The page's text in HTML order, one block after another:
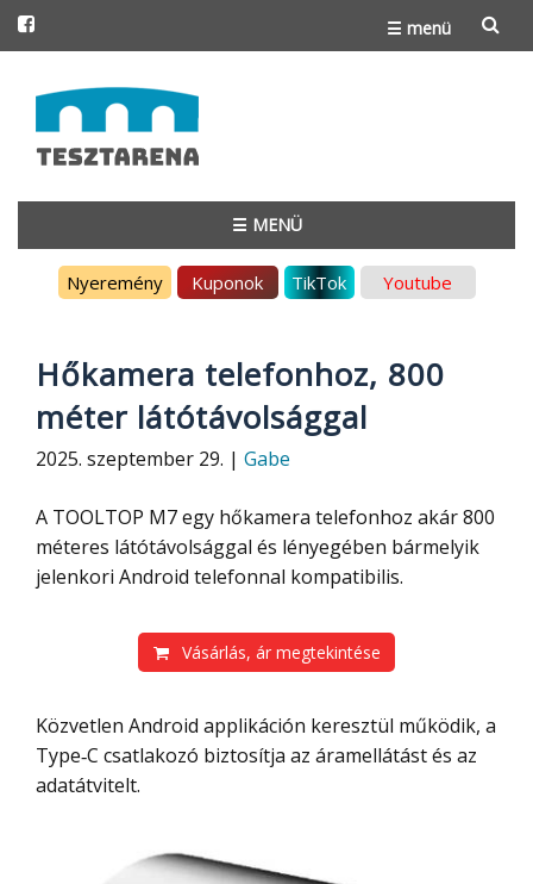
☰ menü
to
content
☰ MENÜ
Nyeremény Kuponok TikTok Youtube
Hőkamera telefonhoz, 800
méter látótávolsággal
2025. szeptember 29. | Gabe
A TOOLTOP M7 egy hőkamera telefonhoz akár 800
méteres látótávolsággal és lényegében bármelyik
jelenkori Android telefonnal kompatibilis.
Vásárlás, ár megtekintése
Közvetlen Android applikáción keresztül működik, a
Type‑C csatlakozó biztosítja az áramellátást és az
adatátvitelt.